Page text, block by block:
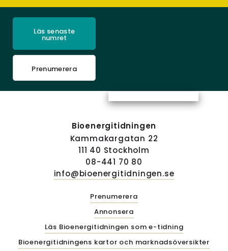
Läs senaste
numret
Prenumerera
Bioenergitidningen
Kammakargatan 22
111 40 Stockholm
08-441 70 80
info@bioenergitidningen.se
Prenumerera
Annonsera
Läs Bioenergitidningen som e-tidning
Bioenergitidningens kartor och marknadsöversikter